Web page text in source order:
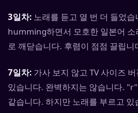
3일차: 노래를 듣고 열 번 더 들었
humming하면서 모호한 일본어 소
로 깨닫습니다. 후렴이 점점 끌립니
7일차: 가사 보지 않고 TV 사이즈
있습니다. 완벽하지는 않습니다.
같습니다. 하지만 노래를 부르고 있